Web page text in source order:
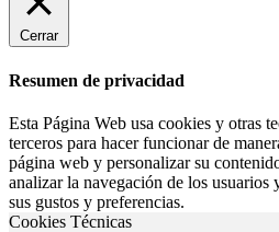
Cerrar
Resumen de privacidad
Esta Página Web usa cookies y otras
terceros para hacer funcionar de
página web y personalizar su
analizar la navegación de los usuarios
sus gustos y preferencias.
Cookies Técnicas